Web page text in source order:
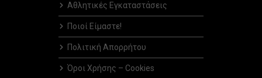
Αθλητικές Εγκαταστάσεις
Ποιοί Είμαστε!
Πολιτική Απορρήτου
Όροι Χρήσης – Cookies